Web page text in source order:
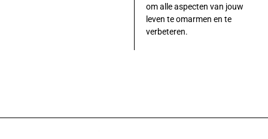
om alle aspecten van jouw
leven te omarmen en te
verbeteren.